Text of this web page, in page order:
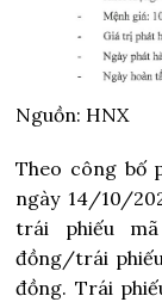
Nguồn: HNX
Theo công bố
ngày 14/10/
trái phiếu
đồng/trái
đồng. Trái